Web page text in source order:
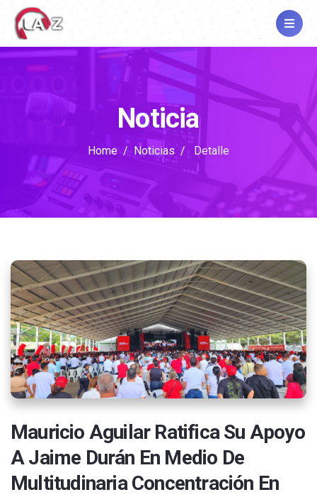
Noticia
Home Noticias Detalle
Mauricio Aguilar Ratifica Su Apoyo
A Jaime Durán En Medio De
Multitudinaria Concentración En